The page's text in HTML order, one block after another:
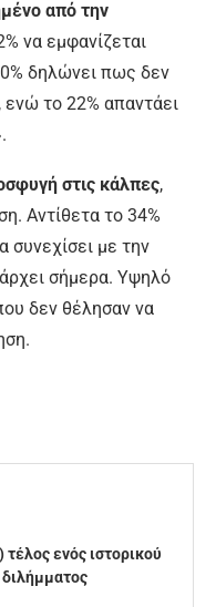
από την
να εμφανίζεται
δηλώνει πως δεν
ενώ το 22% απαντάει
στις κάλπες,
Αντίθετα το 34%
με την
σήμερα. Υψηλό
δεν θέλησαν να
ενός ιστορικού